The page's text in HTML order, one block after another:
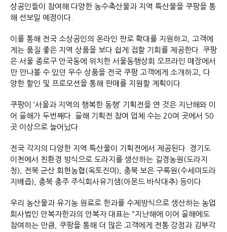
상공인들이 참여해 다양한 농수축산물과 지역 특산물을 쿠팡을 통
해 선보일 예정이다.
이를 통해 전국 소상공인의 온라인 판로 확대를 지원하고, 고객에
게는 품질 좋은 지역 상품을 보다 쉽게 접할 기회를 제공한다. 쿠팡
은 서울 종로구 안국동에 위치한 서울동행상회 오프라인 매장에서
만 만나볼 수 있던 우수 상품을 전국 쿠팡 고객에게 소개하고, 다
양한 할인 및 프로모션을 통해 판매를 지원할 계획이다.
쿠팡이 ‘서울과 지역의 행복한 동행’ 기획전을 연 것은 지난해와 이
어 올해가 두번째다. 올해 기획전 참여 업체 수는 20여 곳에서 50
곳 이상으로 늘어났다.
전국 각지의 다양한 지역 특산물이 기획전에서 제공된다. 경기도
이천에서 친환경 방식으로 도라지를 생산하는 길경농원(도라지
청), 전북 군산 회현농협(옥토진미), 충북 보은 구록원(수세미도라
지배즙), 충북 충주 주식회사유기샘(아몬드 바삭대추) 등이다.
우리 농산물과 유기농 원료로 한과를 수제방식으로 생산하는 농업
회사법인 안복자한과의 안복자 대표는 “지난해에 이어 올해에도
참여하는 만큼, 쿠팡을 통해 더 많은 고객에게 전통 강정과 김부각